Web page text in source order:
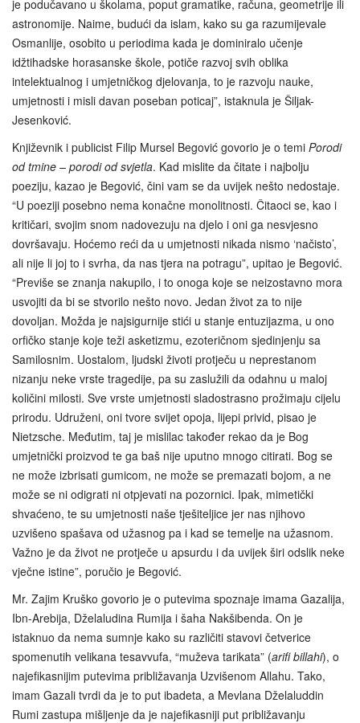
je podučavano u školama, poput gramatike, računa, geometrije ili
astronomije. Naime, budući da islam, kako su ga razumijevale
Osmanlije, osobito u periodima kada je dominiralo učenje
idžtihadske horasanske škole, potiče razvoj svih oblika
intelektualnog i umjetničkog djelovanja, to je razvoju nauke,
umjetnosti i misli davan poseban poticaj”, istaknula je Šiljak-
Jesenković.
Književnik i publicist Filip Mursel Begović govorio je o temi Porodi
od tmine – porodi od svjetla. Kad mislite da čitate i najbolju
poeziju, kazao je Begović, čini vam se da uvijek nešto nedostaje.
“U poeziji posebno nema konačne monolitnosti. Čitaoci se, kao i
kritičari, svojim snom nadovezuju na djelo i oni ga nesvjesno
dovršavaju. Hoćemo reći da u umjetnosti nikada nismo ‘načisto’,
ali nije li joj to i svrha, da nas tjera na potragu”, upitao je Begović.
“Previše se znanja nakupilo, i to onoga koje se neizostavno mora
usvojiti da bi se stvorilo nešto novo. Jedan život za to nije
dovoljan. Možda je najsigurnije stići u stanje entuzijazma, u ono
orfičko stanje koje teži asketizmu, ezoteričnom sjedinjenju sa
Samilosnim. Uostalom, ljudski životi protječu u neprestanom
nizanju neke vrste tragedije, pa su zaslužili da odahnu u maloj
količini milosti. Sve vrste umjetnosti sladostrasno prožimaju cijelu
prirodu. Udruženi, oni tvore svijet opoja, lijepi privid, pisao je
Nietzsche. Međutim, taj je mislilac također rekao da je Bog
umjetnički proizvod te ga baš nije uputno mnogo citirati. Bog se
ne može izbrisati gumicom, ne može se premazati bojom, a ne
može se ni odigrati ni otpjevati na pozornici. Ipak, mimetički
shvaćeno, te su umjetnosti naše tješiteljice jer nas njihovo
uzvišeno spašava od užasnog pa i kad se temelje na užasnom.
Važno je da život ne protječe u apsurdu i da uvijek širi odslik neke
vječne istine”, poručio je Begović.
Mr. Zajim Kruško govorio je o putevima spoznaje imama Gazalija,
Ibn-Arebija, Dželaludina Rumija i šaha Nakšibenda. On je
istaknuo da nema sumnje kako su različiti stavovi četverice
spomenutih velikana tesavvufa, “muževa tarikata” (arifi billahi), o
najefikasnijim putevima približavanja Uzvišenom Allahu. Tako,
imam Gazali tvrdi da je to put ibadeta, a Mevlana Dželaluddin
Rumi zastupa mišljenje da je najefikasniji put približavanju